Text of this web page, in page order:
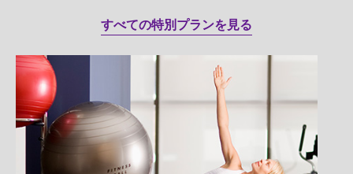
すべての特別プランを見る